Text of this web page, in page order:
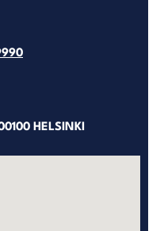
HELSINKI